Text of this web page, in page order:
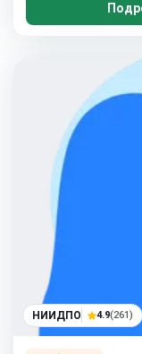
НИИДПО 4.9(261)